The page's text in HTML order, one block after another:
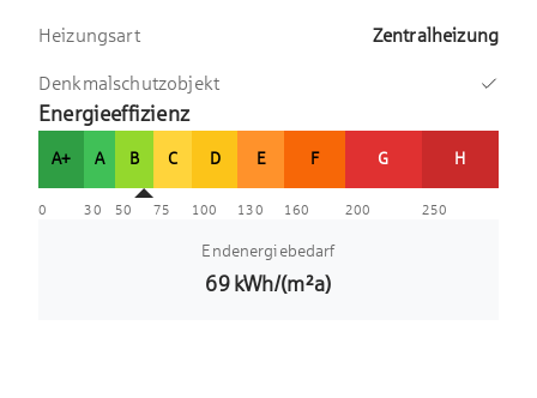
Heizungsart Zentralheizung
Denkmalschutzobjekt
Energieeffizienz
A+ A B C D E F G H
0 30 50 75 100 130 160 200 250
Endenergiebedarf
69 kWh/(m²a)